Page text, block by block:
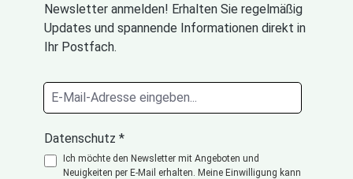
Newsletter anmelden! Erhalten Sie regelmäßig
Updates und spannende Informationen direkt in
Ihr Postfach.
Datenschutz *
Ich möchte den Newsletter mit Angeboten und
Neuigkeiten per E-Mail erhalten. Meine Einwilligung kann